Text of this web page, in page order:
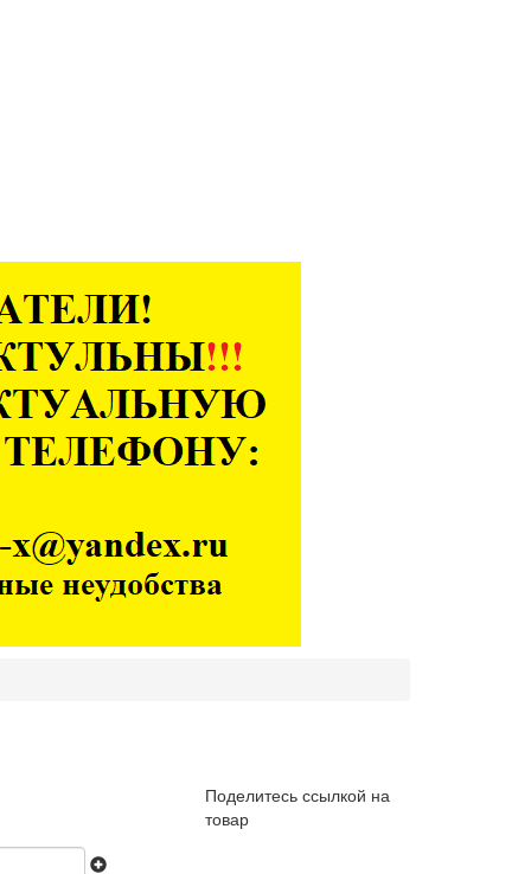
Поделитесь ссылкой на
товар